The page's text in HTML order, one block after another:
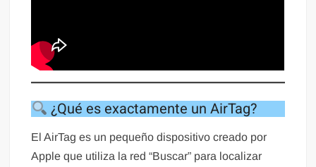
¿Qué es exactamente un AirTag?
El AirTag es un pequeño dispositivo creado por
Apple que utiliza la red “Buscar” para localizar